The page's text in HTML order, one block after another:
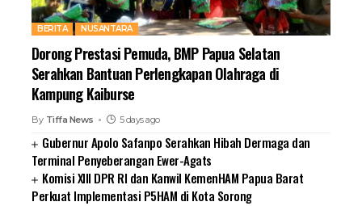
BERITA NUSANTARA
Dorong Prestasi Pemuda, BMP Papua Selatan
Serahkan Bantuan Perlengkapan Olahraga di
Kampung Kaiburse
By Tiffa News 5 days ago
Gubernur Apolo Safanpo Serahkan Hibah Dermaga dan
Terminal Penyeberangan Ewer-Agats
Komisi XIII DPR RI dan Kanwil KemenHAM Papua Barat
Perkuat Implementasi P5HAM di Kota Sorong